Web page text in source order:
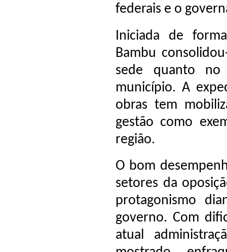
federais e o
Iniciada de
Bambu
sede quanto
município. A
obras tem
gestão como
região.
O bom
setores da
protagonismo
governo. Com
atual